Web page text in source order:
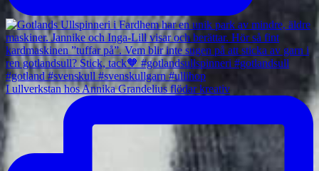
I ullverkstan hos Annika Grandelius flödar kreativ